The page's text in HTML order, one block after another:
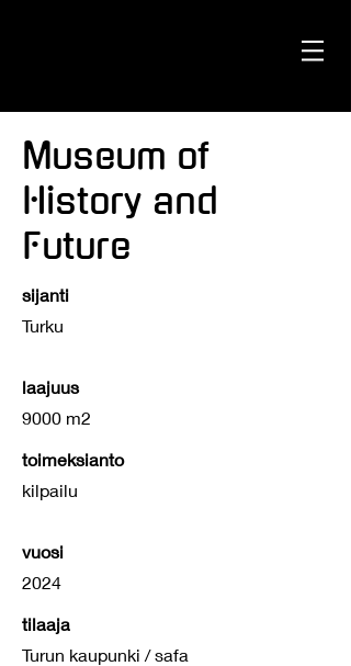
Museum of
History and
Future
sijanti
Turku
laajuus
9000 m2
toimeksianto
kilpailu
vuosi
2024
tilaaja
Turun kaupunki / safa